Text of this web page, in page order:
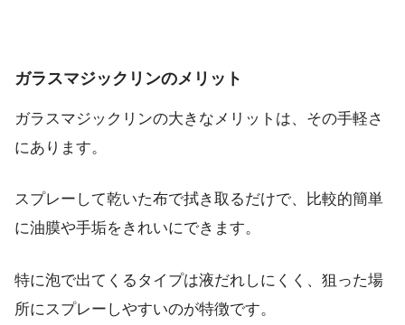
ガラスマジックリンのメリット
ガラスマジックリンの大きなメリットは、その手軽さ
にあります。
スプレーして乾いた布で拭き取るだけで、比較的簡単
に油膜や手垢をきれいにできます。
特に泡で出てくるタイプは液だれしにくく、狙った場
所にスプレーしやすいのが特徴です。